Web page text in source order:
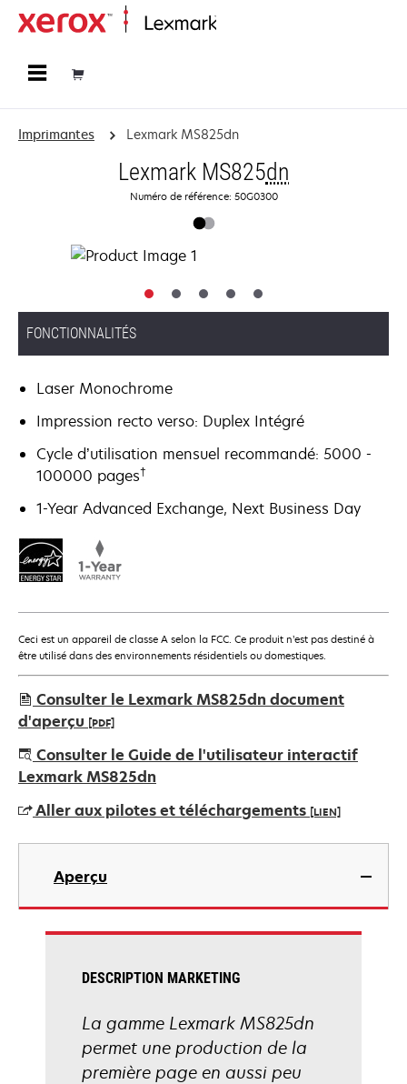
Imprimantes Lexmark MS825dn
Lexmark MS825dn
Numéro de référence: 50G0300
FONCTIONNALITÉS
Laser Monochrome
Impression recto verso: Duplex Intégré
Cycle d’utilisation mensuel recommandé: 5000 -
100000 pages†
1-Year Advanced Exchange, Next Business Day
Ceci est un appareil de classe A selon la FCC. Ce produit n’est pas destiné à
être utilisé dans des environnements résidentiels ou domestiques.
Consulter le Lexmark MS825dn document
d'aperçu [PDF]
s’ouvre
dans
nouvel
onglet
Consulter le Guide de l'utilisateur interactif
Lexmark MS825dn
Aller aux pilotes et téléchargements [LIEN]
s’ouvre
nouvel
onglet
Aperçu
DESCRIPTION MARKETING
La gamme Lexmark MS825dn
permet une production de la
première page en aussi peu